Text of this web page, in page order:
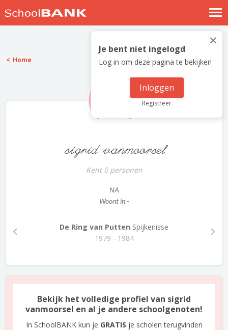
Nostalgische verhalen
Log in
Meld je gratis aan
×
Je bent niet ingelogd
Log in om deze pagina te bekijken
Inloggen
Registreer
Home
sigrid vanmoorsel
Kent 0 personen
NA
Woont in -
De Ring van Putten Spijkenisse
1979 - 1984
Bekijk het volledige profiel van sigrid
vanmoorsel en al je andere schoolgenoten!
In SchoolBANK kun je GRATIS je scholen terugvinden